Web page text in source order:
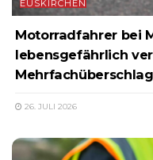
EUSKIRCHEN
Motorradfahrer bei
lebensgefährlich
26. JULI 2026